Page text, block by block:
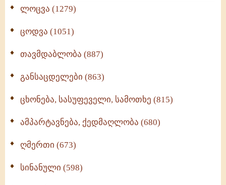
ლოცვა (1279)
ცოდვა (1051)
თავმდაბლობა (887)
განსაცდელები (863)
ცხონება, სასუფეველი, სამოთხე (815)
ამპარტავნება, ქედმაღლობა (680)
ღმერთი (673)
სინანული (598)